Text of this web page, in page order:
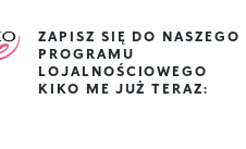
ZAPISZ SIĘ DO NASZEGO
PROGRAMU
LOJALNOŚCIOWEGO
KIKO ME JUŻ TERAZ: